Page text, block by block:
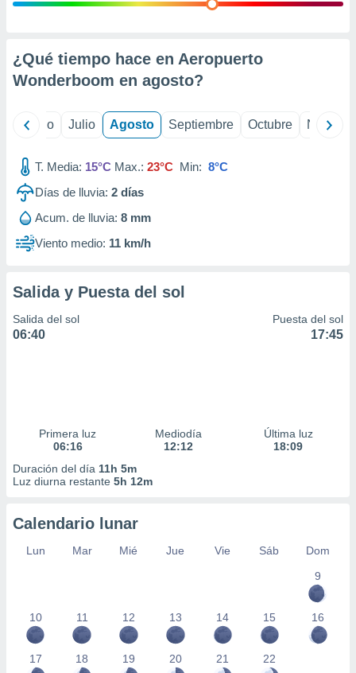
e
mediante
de
1199
¿Qué tiempo hace en Aeropuerto
Wonderboom en agosto?
Junio Julio Agosto Septiembre Octubre
T. Media: 15°C Max.: 23°C Min: 8°C
Días de lluvia: 2 días
Acum. de lluvia: 8 mm
Viento medio: 11 km/h
Salida y Puesta del sol
Salida del sol
06:40
Puesta del sol
17:45
Primera luz
06:16
Mediodía
12:12
Última luz
18:09
Duración del día 11h 5m
Luz diurna restante 5h 12m
Calendario lunar
Lun Mar Mié Jue Vie Sáb
Dom
9
10 11 12 13 14 15 16
17 18 19 20 21 22